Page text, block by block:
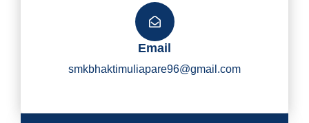
Y
I
Email
smkbhaktimuliapare96@gmail.com